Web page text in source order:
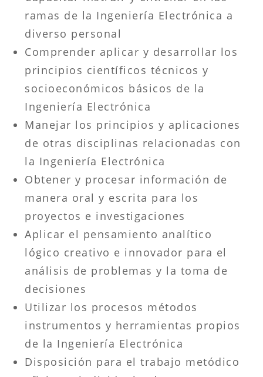
ramas de la Ingeniería Electrónica a
diverso personal
Comprender aplicar y desarrollar los
principios científicos técnicos y
socioeconómicos básicos de la
Ingeniería Electrónica
Manejar los principios y aplicaciones
de otras disciplinas relacionadas con
la Ingeniería Electrónica
Obtener y procesar información de
manera oral y escrita para los
proyectos e investigaciones
Aplicar el pensamiento analítico
lógico creativo e innovador para el
análisis de problemas y la toma de
decisiones
Utilizar los procesos métodos
instrumentos y herramientas propios
de la Ingeniería Electrónica
Disposición para el trabajo metódico